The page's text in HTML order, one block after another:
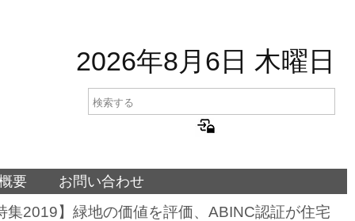
2026年8月6日 木曜日
要 お問い合わせ
集2019】緑地の価値を評価、ABINC認証が住宅